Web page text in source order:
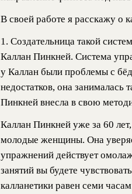
В своей работе я расскажу о
1. Создательница такой
Каллан Пинкней. Система
у Каллан были проблемы с
недостатков, она
Пинкней внесла в свою
Каллан Пинкней уже за 60
молодые женщины. Она
упражнений действует
занятий вы будете
калланетики равен семи